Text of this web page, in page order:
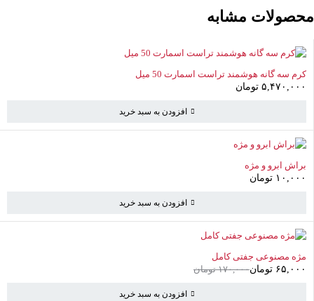
محصولات مشابه
کرم سه گانه هوشمند تراست اسمارت 50 میل
۵,۴۷۰,۰۰۰ تومان
افزودن به سبد خرید
براش ابرو و مژه
۱۰,۰۰۰ تومان
افزودن به سبد خرید
مژه مصنوعی جفتی کامل
۱۷۰,۰۰۰ تومان ۶۵,۰۰۰ تومان
افزودن به سبد خرید
سبد خرید خالی است
به خرید ادامه دهید